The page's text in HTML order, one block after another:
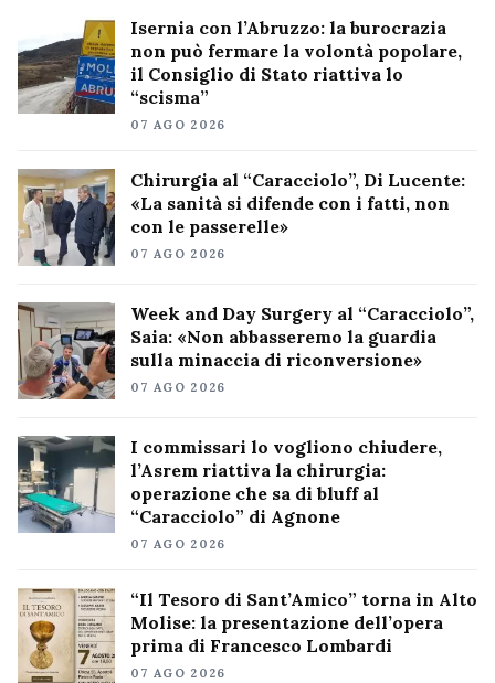
Isernia con l’Abruzzo: la burocrazia
non può fermare la volontà popolare,
il Consiglio di Stato riattiva lo
“scisma”
07 AGO 2026
Chirurgia al “Caracciolo”, Di Lucente:
«La sanità si difende con i fatti, non
con le passerelle»
07 AGO 2026
Week and Day Surgery al “Caracciolo”,
Saia: «Non abbasseremo la guardia
sulla minaccia di riconversione»
07 AGO 2026
I commissari lo vogliono chiudere,
l’Asrem riattiva la chirurgia:
operazione che sa di bluff al
“Caracciolo” di Agnone
07 AGO 2026
“Il Tesoro di Sant’Amico” torna in Alto
Molise: la presentazione dell’opera
prima di Francesco Lombardi
07 AGO 2026